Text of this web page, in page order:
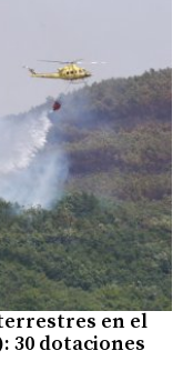
en el
30 dotaciones